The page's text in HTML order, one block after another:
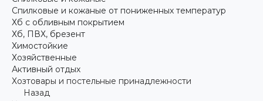
Спилковые и кожаные от пониженных температур
Хб с обливным покрытием
Хб, ПВХ, брезент
Химостойкие
Хозяйственные
Активный отдых
Хозтовары и постельные принадлежности
Назад